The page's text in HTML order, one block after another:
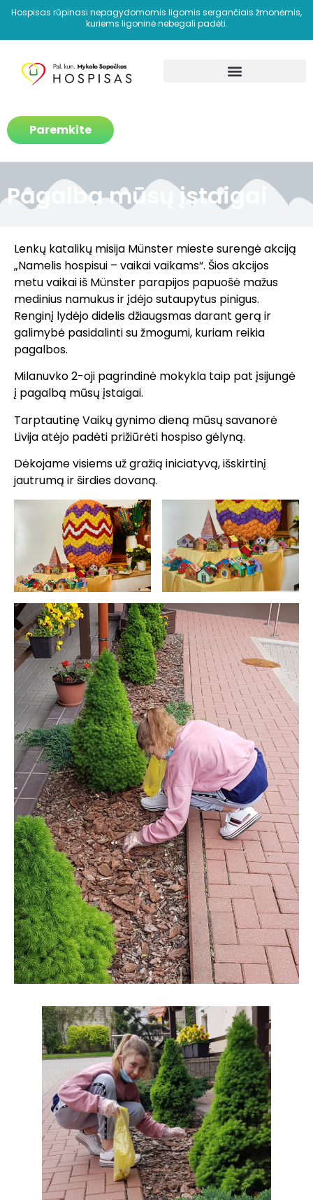
Hospisas rūpinasi nepagydomomis ligomis sergančiais žmonėmis,
kuriems ligoninė nebegali padėti.
Paremkite
Pagalba mūsų įstaigai
Lenkų katalikų misija Münster mieste surengė akciją
„Namelis hospisui – vaikai vaikams“. Šios akcijos
metu vaikai iš Münster parapijos papuošė mažus
medinius namukus ir įdėjo sutaupytus pinigus.
Renginį lydėjo didelis džiaugsmas darant gerą ir
galimybė pasidalinti su žmogumi, kuriam reikia
pagalbos.
Milanuvko 2-oji pagrindinė mokykla taip pat įsijungė
į pagalbą mūsų įstaigai.
Tarptautinę Vaikų gynimo dieną mūsų savanorė
Livija atėjo padėti prižiūrėti hospiso gėlyną.
Dėkojame visiems už gražią iniciatyvą, išskirtinį
jautrumą ir širdies dovaną.